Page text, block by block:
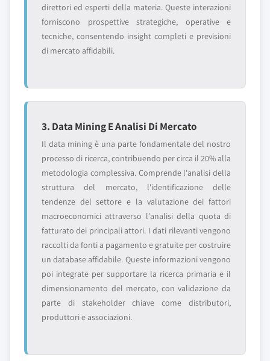
direttori ed esperti della materia. Queste interazioni
forniscono prospettive strategiche, operative e
tecniche, consentendo insight completi e previsioni
di mercato affidabili.
3. Data Mining E Analisi Di Mercato
Il data mining è una parte fondamentale del nostro
processo di ricerca, contribuendo per circa il 20% alla
metodologia complessiva. Comprende l'analisi della
struttura del mercato, l'identificazione delle
tendenze del settore e la valutazione dei fattori
macroeconomici attraverso l'analisi della quota di
fatturato dei principali attori. I dati rilevanti vengono
raccolti da fonti a pagamento e gratuite per costruire
un database affidabile. Queste informazioni vengono
poi integrate per supportare la ricerca primaria e il
dimensionamento del mercato, con validazione da
parte di stakeholder chiave come distributori,
produttori e associazioni.